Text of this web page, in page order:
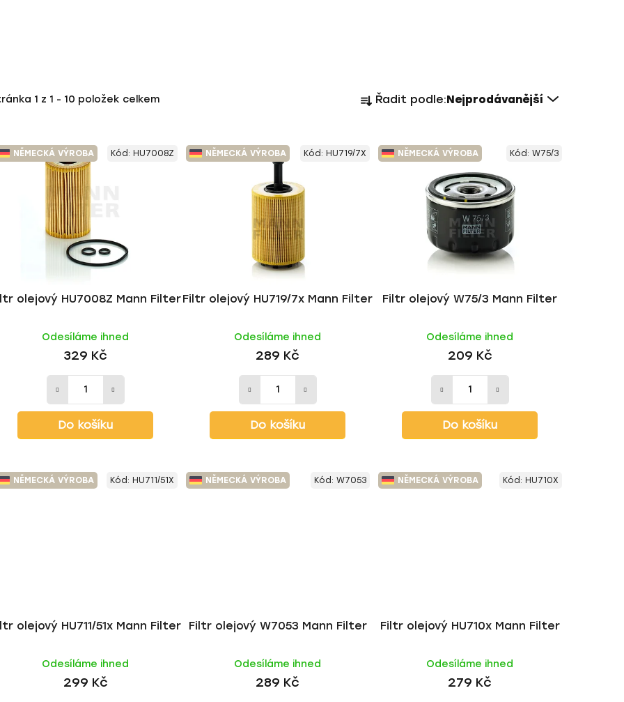
1 z 1 - 10 položek celkem
a
n
t
Řadit podle:Nejprodávanější
NĚMECKÁ VÝROBA
olejový HU7008Z Mann Filter
Odesíláme ihned
329 Kč
Do košíku
Kód: HU7008Z NĚMECKÁ VÝROBA
Filtr olejový HU719/7x Mann Filter
Odesíláme ihned
289 Kč
Do košíku
Kód: HU719/7X NĚMECKÁ VÝROBA
Filtr olejový W75/3 Mann Filter
Odesíláme ihned
209 Kč
Do košíku
Kód: W75/3
NĚMECKÁ VÝROBA
olejový HU711/51x Mann Filter
Odesíláme ihned
299 Kč
Kód: HU711/51X NĚMECKÁ VÝROBA
Filtr olejový W7053 Mann Filter
Odesíláme ihned
289 Kč
Kód: W7053 NĚMECKÁ VÝROBA
Filtr olejový HU710x Mann Filter
Odesíláme ihned
279 Kč
Kód: HU710X